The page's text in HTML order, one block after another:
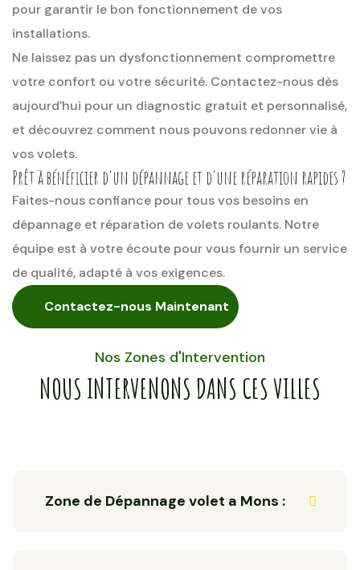
pour garantir le bon fonctionnement de vos
installations.
Ne laissez pas un dysfonctionnement compromettre
votre confort ou votre sécurité. Contactez-nous dès
aujourd'hui pour un diagnostic gratuit et personnalisé,
et découvrez comment nous pouvons redonner vie à
vos volets.
Prêt à bénéficier d'un dépannage et d'une réparation rapides ?
Faites-nous confiance pour tous vos besoins en
dépannage et réparation de volets roulants. Notre
équipe est à votre écoute pour vous fournir un service
de qualité, adapté à vos exigences.
Contactez-nous Maintenant
Nos Zones d'Intervention
NOUS INTERVENONS DANS CES VILLES
Zone de Dépannage volet a Mons :